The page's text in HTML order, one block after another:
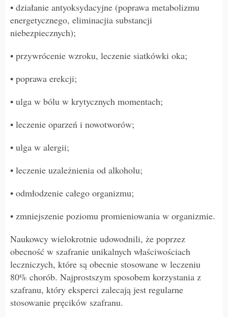
• działanie antyoksydacyjne (poprawa metabolizmu
energetycznego, eliminacjia substancji
niebezpiecznych);
• przywrócenie wzroku, leczenie siatkówki oka;
• poprawa erekcji;
• ulga w bólu w krytycznych momentach;
• leczenie oparzeń i nowotworów;
• ulga w alergii;
• leczenie uzależnienia od alkoholu;
• odmłodzenie całego organizmu;
• zmniejszenie poziomu promieniowania w organizmie.
Naukowcy wielokrotnie udowodnili, że poprzez
obecność w szafranie unikalnych właściwościach
leczniczych, które są obecnie stosowane w leczeniu
80% chorób. Najprostszym sposobem korzystania z
szafranu, który eksperci zalecają jest regularne
stosowanie pręcików szafranu.